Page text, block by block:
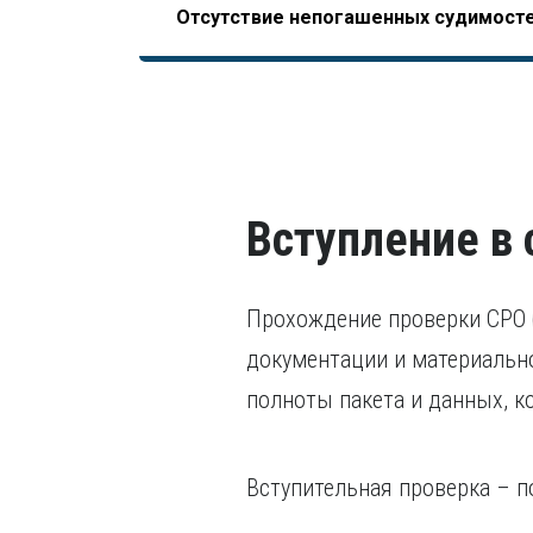
НОСТРОЙ, допускающего начало отсчета
последних пяти лет.
Отсутствие непогашенных
В том числе, уголовного преследования.
Вступление
Прохождение проверки СРО
документации и
полноты пакета и данных,
Вступительная проверка –